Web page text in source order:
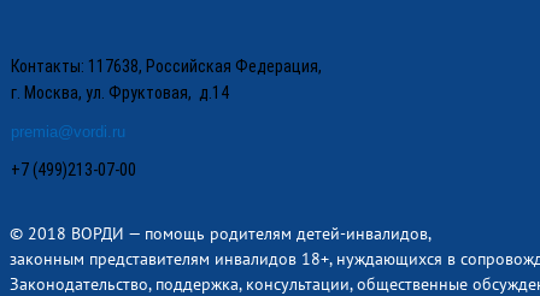
Контакты: 117638, Российская Федерация,
г. Москва, ул. Фруктовая, д.14
premia@vordi.ru
+7 (499)213-07-00
© 2018 ВОРДИ — помощь родителям детей-инвалидов,
законным представителям инвалидов 18+, нуждающихся в
Законодательство, поддержка, консультации, общественные